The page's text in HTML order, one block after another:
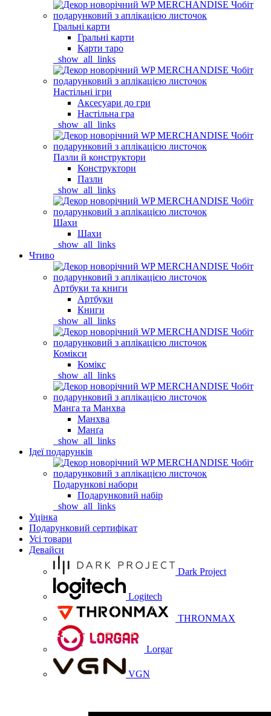
Гральні карти
Гральні карти
Карти таро
_show_all_links
Настільні ігри
Аксесуари до гри
Настільна гра
_show_all_links
Пазли й конструктори
Конструктори
Пазли
_show_all_links
Шахи
Шахи
_show_all_links
Чтиво
Артбуки та книги
Артбуки
Книги
_show_all_links
Комікси
Комікс
_show_all_links
Манга та Манхва
Манхва
Манґа
_show_all_links
Ідеї подарунків
Подарункові набори
Подарунковий набір
_show_all_links
Уцінка
Подарунковий сертифікат
Усі товари
Девайси
Dark Project
Logitech
THRONMAX
Lorgar
VGN